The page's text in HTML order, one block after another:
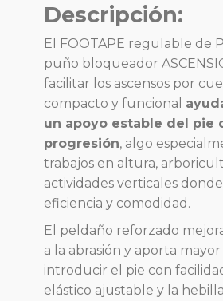
Descripción:
El FOOTAPE regulable de
puño bloqueador
facilitar los ascensos por
compacto y funcional
un apoyo estable del pie
progresión, algo
trabajos en altura,
actividades verticales
eficiencia y comodidad.
El peldaño reforzado
a la abrasión y aporta
introducir el pie con
elástico ajustable y la